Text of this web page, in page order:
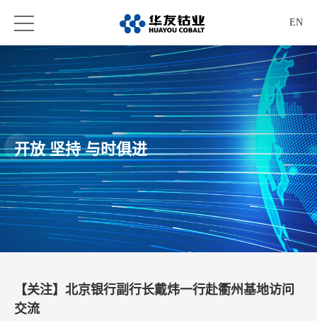
EN
开放 坚持 与时俱进
【关注】北京银行副行长戴炜一行赴衢州基地访问
交流